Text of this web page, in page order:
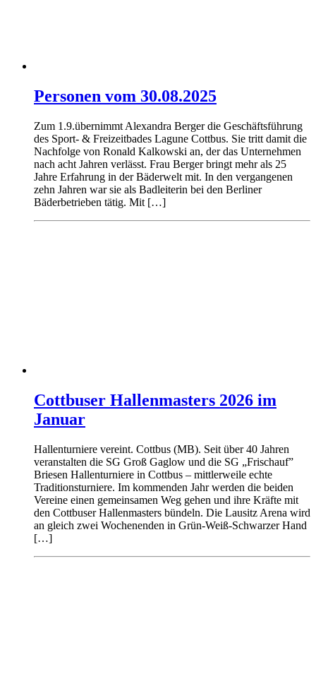
Personen vom 30.08.2025
Zum 1.9.übernimmt Alexandra Berger die Geschäftsführung
des Sport- & Freizeitbades Lagune Cottbus. Sie tritt damit die
Nachfolge von Ronald Kalkowski an, der das Unternehmen
nach acht Jahren verlässt. Frau Berger bringt mehr als 25
Jahre Erfahrung in der Bäderwelt mit. In den vergangenen
zehn Jahren war sie als Badleiterin bei den Berliner
Bäderbetrieben tätig. Mit […]
Cottbuser Hallenmasters 2026 im
Januar
Hallenturniere vereint. Cottbus (MB). Seit über 40 Jahren
veranstalten die SG Groß Gaglow und die SG „Frischauf”
Briesen Hallenturniere in Cottbus – mittlerweile echte
Traditionsturniere. Im kommenden Jahr werden die beiden
Vereine einen gemeinsamen Weg gehen und ihre Kräfte mit
den Cottbuser Hallenmasters bündeln. Die Lausitz Arena wird
an gleich zwei Wochenenden in Grün-Weiß-Schwarzer Hand
[…]